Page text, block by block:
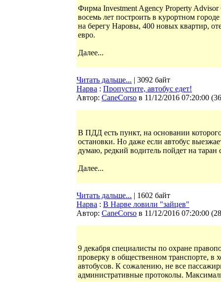
Фирма Investment Agency Property
восемь лет построить в курортном
на берегу Наровы, 400 новых квартир,
евро.
Далее...
Читать дальше... | 3092 байт
Нарва : Пропустите, автобус едет!
Автор: CaneCorso в 11/12/2016 07:20:00 (
В ПДД есть пункт, на основании
остановки. Но даже если автобус
думаю, редкий водитель пойдет на
Далее...
Читать дальше... | 1602 байт
Нарва : В Нарве ловили "зайцев"
Автор: CaneCorso в 11/12/2016 07:20:00 (
9 декабря специалисты по охране
проверку в общественном транспорте, в
автобусов. К сожалению, не все
административные протоколы.